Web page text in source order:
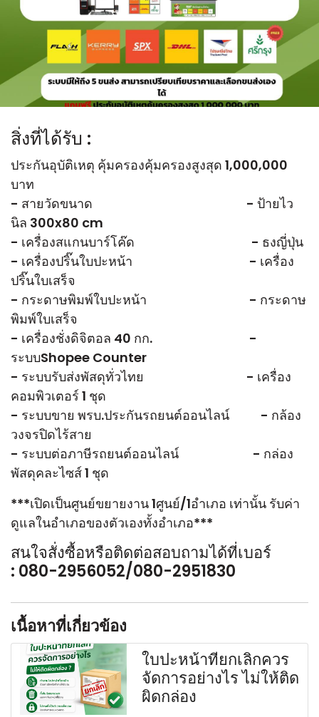
สิ่งที่ได้รับ :
ประกันอุบัติเหตุ คุ้มครองคุ้มครองสูงสุด 1,000,000
บาท
- สายวัดขนาด - ป้ายไว
นิล 300x80 cm
- เครื่องสแกนบาร์โค๊ด - ธงญี่ปุ่น
- เครื่องปริ๊นใบปะหน้า - เครื่อง
ปริ๊นใบเสร็จ
- กระดาษพิมพ์ใบปะหน้า - กระดาษ
พิมพ์ใบเสร็จ
- เครื่องชั่งดิจิตอล 40 กก. -
ระบบShopee Counter
- ระบบรับส่งพัสดุทั่วไทย - เครื่อง
คอมพิวเตอร์ 1 ชุด
- ระบบขาย พรบ.ประกันรถยนต์ออนไลน์ - กล้อง
วงจรปิดไร้สาย
- ระบบต่อภาษีรถยนต์ออนไลน์ - กล่อง
พัสดุคละไซส์ 1 ชุด
***เปิดเป็นศูนย์ขยายงาน 1ศูนย์/1อำเภอ เท่านั้น รับค่า
ดูแลในอำเภอของตัวเองทั้งอำเภอ***
สนใจสั่งซื้อหรือติดต่อสอบถามได้ที่เบอร์
: 080-2956052/080-2951830
เนื้อหาที่เกี่ยวข้อง
ใบปะหน้าที่ยกเลิกควร
จัดการอย่างไร ไม่ให้ติด
ผิดกล่อง